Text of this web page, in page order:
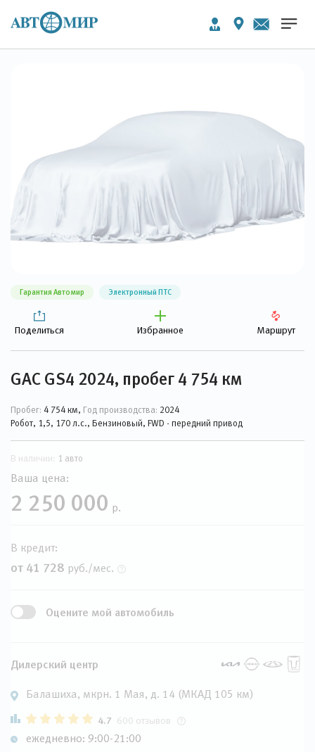
Гарантия Автомир Электронный ПТС
Поделиться Избранное Маршрут
GAC GS4 2024, пробег 4 754 км
Пробег: 4 754 км, Год производства: 2024
Робот, 1,5, 170 л.с., Бензиновый, FWD - передний привод
В наличии: 1 авто
Ваша цена:
2 250 000 р.
В кредит:
от 41 728 руб./мес.
Оцените мой автомобиль
Дилерский центр
Балашиха, мкрн. 1 Мая, д. 14 (МКАД 105 км)
4.7 600 отзывов
ежедневно: 9:00-21:00